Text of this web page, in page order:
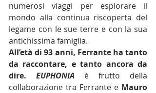
numerosi viaggi per esplorare il
mondo alla continua riscoperta del
legame con le sue terre e con la sua
antichissima famiglia.
All’età di 93 anni, Ferrante ha tanto
da raccontare, e tanto ancora da
dire.
EUPHONIA
è frutto della
collaborazione tra Ferrante e Mauro